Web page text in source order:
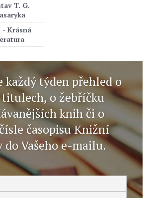
T. G.
- Krásná
každý týden přehled o
o žebříčku
knih či o
časopisu Knižní
do Vašeho e-mailu.